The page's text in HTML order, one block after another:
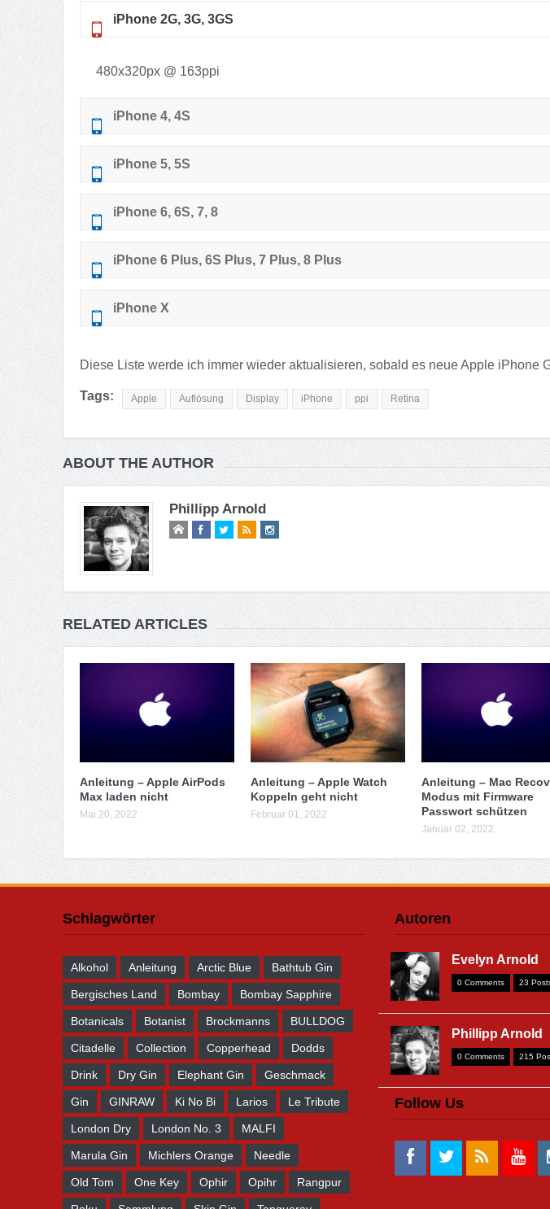
iPhone 2G, 3G, 3GS
480x320px @ 163ppi
iPhone 4, 4S
iPhone 5, 5S
iPhone 6, 6S, 7, 8
iPhone 6 Plus, 6S Plus, 7 Plus, 8 Plus
iPhone X
Diese Liste werde ich immer wieder aktualisieren, sobald es neue Apple iPhone
Tags: Apple Auflösung Display iPhone ppi Retina
ABOUT THE AUTHOR
Phillipp Arnold
RELATED ARTICLES
Anleitung – Apple AirPods
Max laden nicht
Mai 20, 2022
Anleitung – Apple Watch
Koppeln geht nicht
Februar 01, 2022
Anleitung – Mac
Modus mit Firmware
Passwort schützen
Januar 02, 2022
Schlagwörter
Alkohol Anleitung Arctic Blue Bathtub Gin
Bergisches Land Bombay Bombay Sapphire
Botanicals Botanist Brockmanns BULLDOG
Citadelle Collection Copperhead Dodds
Drink Dry Gin Elephant Gin Geschmack
Gin GINRAW Ki No Bi Larios Le Tribute
London Dry London No. 3 MALFI
Marula Gin Michlers Orange Needle
Old Tom One Key Ophir Opihr Rangpur
Autoren
Evelyn Arnold
0 Comments 23
Phillipp Arnold
0 Comments 215
Follow Us